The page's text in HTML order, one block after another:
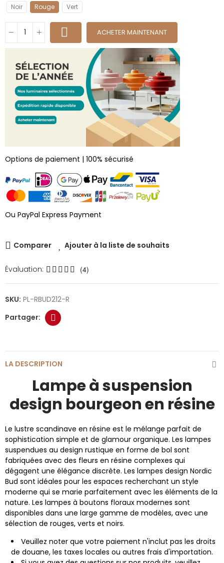
Noir Rouge Vert
ACHETER MAINTENANT
Options de paiement | 100% sécurisé
Ou PayPal Express Payment
Comparer Ajouter à la liste de souhaits
Évaluation: (4)
SKU: PL-RBUD212-R
LA DESCRIPTION
Lampe à suspension
design bourgeon en résine
Le lustre scandinave en résine est le mélange parfait de
sophistication simple et de glamour organique. Les lampes
suspendues au design rustique en forme de bol sont
fabriquées avec des fleurs en résine complexes qui
dégagent une élégance discrète. Les lampes design Nordic
Bud sont idéales pour les espaces recherchant un style
moderne qui se marie parfaitement avec les éléments de la
nature. Les lampes à boutons floraux modernes sont
disponibles dans une large gamme de modèles, avec une
sélection de rouges, verts et noirs.
Veuillez noter que votre paiement n'inclut pas les droits
de douane, les taxes locales ou autres frais d'importation.